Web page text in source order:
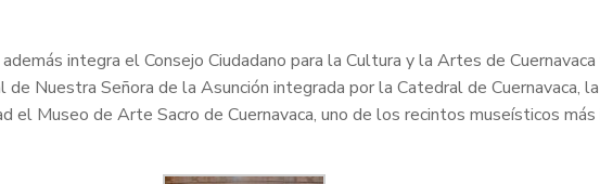
integra el Consejo Ciudadano para la Cultura y la Artes de
Nuestra Señora de la Asunción integrada por la Catedral de Cuernavaca,
el Museo de Arte Sacro de Cuernavaca, uno de los recintos museísticos